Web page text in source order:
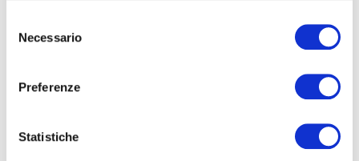
delNecessario
Preferenze
Statistiche